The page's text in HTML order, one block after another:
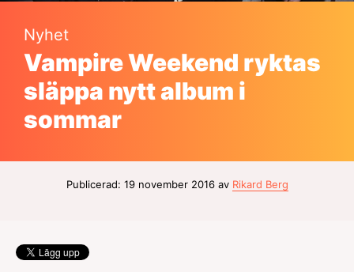
Nyhet
Vampire Weekend ryktas
släppa nytt album i
sommar
Publicerad: 19 november 2016 av Rikard Berg